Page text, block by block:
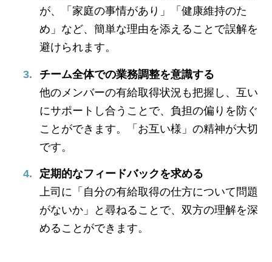
が、「家庭の事情があり」「健康維持のた
め」など、簡単な理由を添えることで誤解を
避けられます。
チーム全体での業務調整を意識する
他のメンバーの有給取得状況も把握し、互い
にサポートし合うことで、負担の偏りを防ぐ
ことができます。「お互い様」の精神が大切
です。
定期的なフィードバックを求める
上司に「自分の有給取得の仕方について問題
がないか」と尋ねることで、双方の理解を深
めることができます。